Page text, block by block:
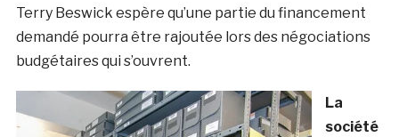
Terry Beswick espère qu’une partie du financement
demandé pourra être rajoutée lors des négociations
budgétaires qui s’ouvrent.
La
société